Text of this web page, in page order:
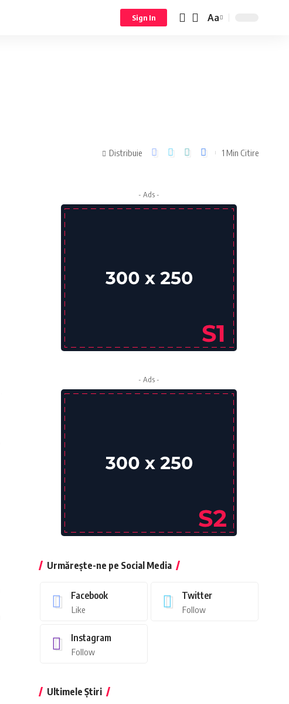
Sign In Aa
Distribuie 1 Min Citire
- Ads -
- Ads -
Urmărește-ne pe Social Media
Facebook
Like
Twitter
Follow
Instagram
Follow
Ultimele Știri